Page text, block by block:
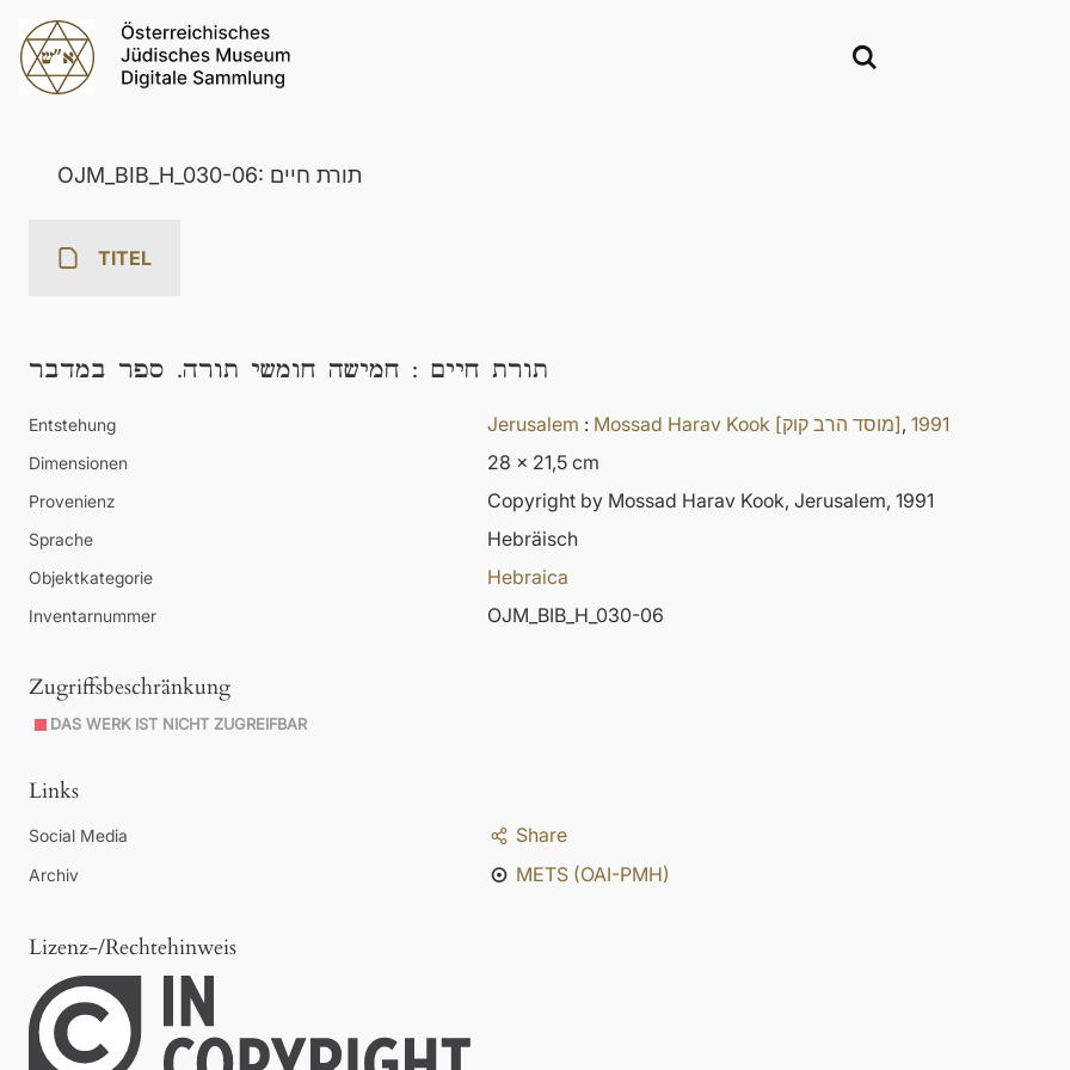
OJM_BIB_H_030-06: תורת חיים
TITEL
תורת חיים : חמישה חומשי תורה. ספר במדבר
Entstehung Jerusalem : Mossad Harav Kook [מוסד הרב קוק], 1991
Dimensionen 28 x 21,5 cm
Provenienz Copyright by Mossad Harav Kook, Jerusalem, 1991
Sprache Hebräisch
Objektkategorie Hebraica
Inventarnummer OJM_BIB_H_030-06
Zugriffsbeschränkung
DAS WERK IST NICHT ZUGREIFBAR
Links
Social Media Share
Archiv METS (OAI-PMH)
Lizenz-/Rechtehinweis